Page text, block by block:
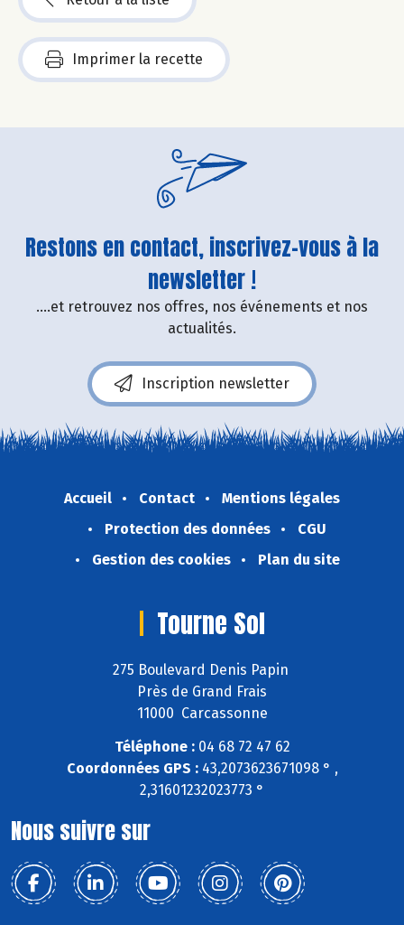
Imprimer la recette
Restons en contact, inscrivez-vous à la
newsletter !
....et retrouvez nos offres, nos événements et nos
actualités.
Inscription newsletter
Accueil Contact
Mentions légales
Protection des données
CGU
Gestion des cookies
Plan du site
Tourne Sol
275 Boulevard Denis Papin
Près de Grand Frais
11000 Carcassonne
Téléphone :04 68 72 47 62
Coordonnées GPS :43,2073623671098 ° ,
2,31601232023773 °
Nous suivre sur